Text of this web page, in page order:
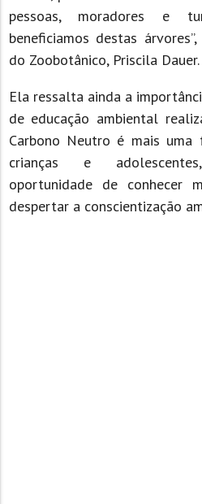
pessoas, moradores e
beneficiamos destas
do Zoobotânico, Priscila Dauer.
Ela ressalta ainda a
de educação ambiental
Carbono Neutro é mais uma
crianças e
oportunidade de conhecer
despertar a conscientização